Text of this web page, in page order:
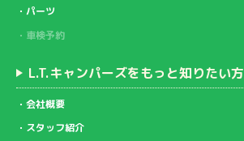
パーツ
車検予約
L.T.キャンパーズをもっと知りたい方
会社概要
スタッフ紹介